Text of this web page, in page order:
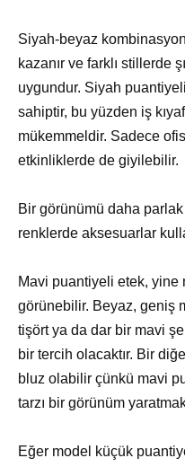
Siyah-beyaz
kazanır ve farklı stillerde
uygundur. Siyah
sahiptir, bu yüzden iş
mükemmeldir. Sadece
etkinliklerde de giyilebilir.
Bir görünümü daha
renklerde aksesuarlar
Mavi puantiyeli etek, yine
görünebilir. Beyaz, geniş
tişört ya da dar bir mavi
bir tercih olacaktır. Bir
bluz olabilir çünkü mavi
tarzı bir görünüm
Eğer model küçük